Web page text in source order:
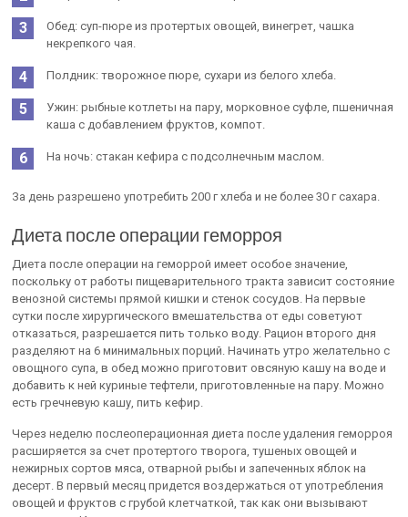
Обед: суп-пюре из протертых овощей, винегрет, чашка
некрепкого чая.
Полдник: творожное пюре, сухари из белого хлеба.
Ужин: рыбные котлеты на пару, морковное суфле, пшеничная
каша с добавлением фруктов, компот.
На ночь: стакан кефира с подсолнечным маслом.
За день разрешено употребить 200 г хлеба и не более 30 г сахара.
Диета после операции геморроя
Диета после операции на геморрой имеет особое значение,
поскольку от работы пищеварительного тракта зависит состояние
венозной системы прямой кишки и стенок сосудов. На первые
сутки после хирургического вмешательства от еды советуют
отказаться, разрешается пить только воду. Рацион второго дня
разделяют на 6 минимальных порций. Начинать утро желательно с
овощного супа, в обед можно приготовит овсяную кашу на воде и
добавить к ней куриные тефтели, приготовленные на пару. Можно
есть гречневую кашу, пить кефир.
Через неделю послеоперационная диета после удаления геморроя
расширяется за счет протертого творога, тушеных овощей и
нежирных сортов мяса, отварной рыбы и запеченных яблок на
десерт. В первый месяц придется воздержаться от употребления
овощей и фруктов с грубой клетчаткой, так как они вызывают